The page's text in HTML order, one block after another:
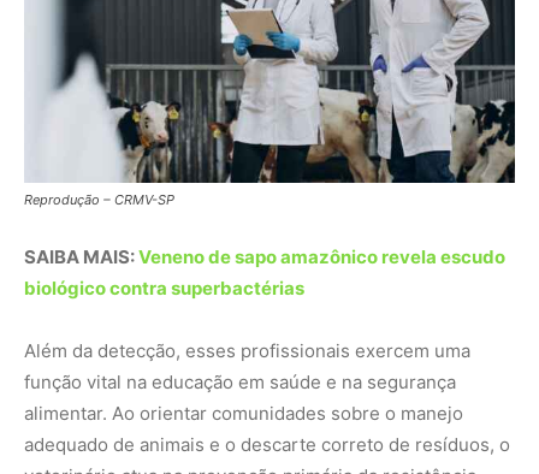
alimentar. Ao orientar comunidades sobre o manejo
adequado de animais e o descarte correto de resíduos, o
veterinário atua na prevenção primária da resistência
antimicrobiana. Projetos de alta complexidade, como o
Vivera, que monitora vírus em áreas de risco, contam
com a expertise veterinária para mapear a saúde do
ecossistema de forma integrada. Sem a presença
vigilância, as lacunas sanitárias na Amazônia continuam
abertas, permitindo que a poluição biológica avance sem